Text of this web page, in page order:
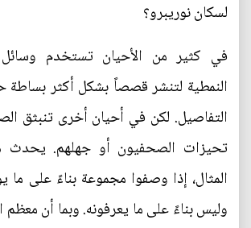
لسكان نوريبرو؟
في كثير من الأحيان تستخدم وسائل
النمطية لتنشر قصصاً بشكل أكثر
التفاصيل. لكن في أحيان أخرى تنبثق
تحيزات الصحفيون أو جهلهم.
المثال، إذا وصفوا مجموعة بناءً على ما
وليس بناءً على ما يعرفونه. وبما أن معظم